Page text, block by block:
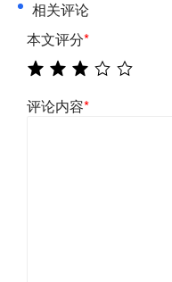
相关评论
本文评分*
评论内容*